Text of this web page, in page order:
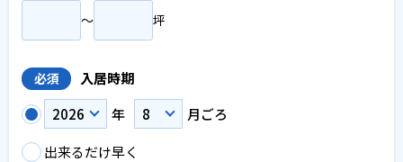
〜 坪
必須
入居時期
年
月ごろ
出来るだけ早く